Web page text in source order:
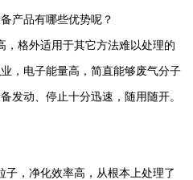
产品有哪些优势呢？
，格外适用于其它方法难以处理的
，电子能量高，简直能够废气分子
发动、停止十分迅速，随用随开。
子，净化效率高，从根本上处理了